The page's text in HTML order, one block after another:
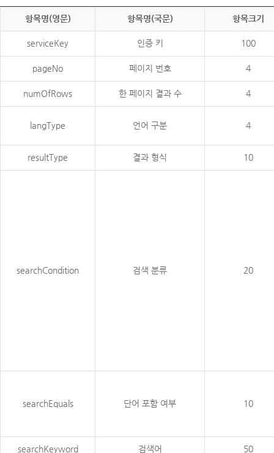
항목명(영문) 항목명(국문) 항목크기
serviceKey 인증 키 100
pageNo 페이지 번호 4
numOfRows 한 페이지 결과 수 4
langType 언어 구분 4
resultType 결과 형식 10
searchCondition 검색 분류 20
searchEquals 단어 포함 여부 10
searchKeyword 검색어 50